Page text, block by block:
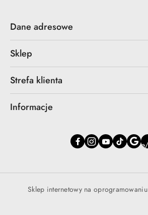
Dane adresowe
Sklep
Strefa klienta
Informacje
Sklep internetowy na oprogramowaniu